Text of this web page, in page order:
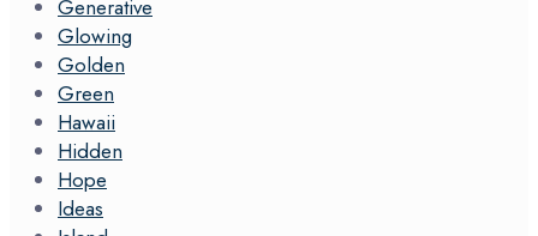
Generative
Glowing
Golden
Green
Hawaii
Hidden
Hope
Ideas